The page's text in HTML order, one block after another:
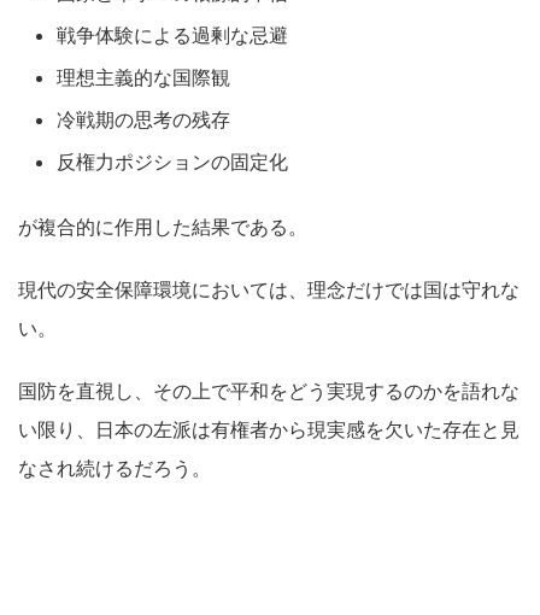
戦争体験による過剰な忌避
理想主義的な国際観
冷戦期の思考の残存
反権力ポジションの固定化
が複合的に作用した結果である。
現代の安全保障環境においては、理念だけでは国は守れな
い。
国防を直視し、その上で平和をどう実現するのかを語れな
い限り、日本の左派は有権者から現実感を欠いた存在と見
なされ続けるだろう。